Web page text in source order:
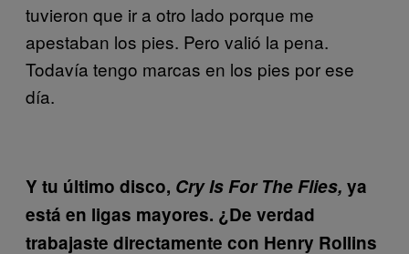
tuvieron que ir a otro lado porque me
apestaban los pies. Pero valió la pena.
Todavía tengo marcas en los pies por ese
día.
Y tu último disco, Cry Is For The Flies, ya
está en ligas mayores. ¿De verdad
trabajaste directamente con Henry Rollins